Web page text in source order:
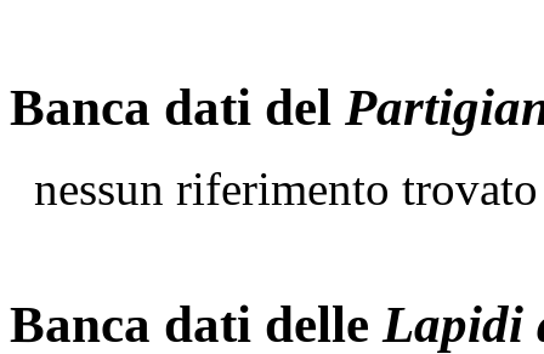
Banca dati del
nessun riferimento trovato
Banca dati delle Lapidi